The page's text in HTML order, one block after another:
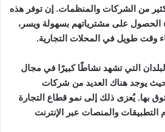
من الشركات والمنظمات. إن توفر هذه
الحصول على مشترياتهم بسهولة ويسر،
وقت طويل في المحلات التجارية.
التي تشهد نشاطًا كبيرًا في مجال
يوجد هناك العديد من شركات
بها. يُعزى ذلك إلى نمو قطاع التجارة
التطبيقات والمنصات عبر الإنترنت